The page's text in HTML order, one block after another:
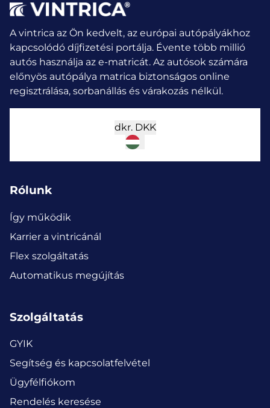
A vintrica az Ön kedvelt, az európai autópályákhoz
kapcsolódó díjfizetési portálja. Évente több millió
autós használja az e-matricát. Az autósok számára
előnyös autópálya matrica biztonságos online
regisztrálása, sorbanállás és várakozás nélkül.
dkr. DKK
Rólunk
Így működik
Karrier a vintricánál
Flex szolgáltatás
Automatikus megújítás
Szolgáltatás
GYIK
Segítség és kapcsolatfelvétel
Ügyfélfiókom
Rendelés keresése